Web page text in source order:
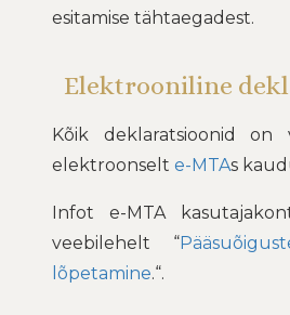
esitamise tähtaegadest.
Elektrooniline
Kõik deklaratsioonid on
elektroonselt e-MTAs
Infot e-MTA
veebilehelt “
lõpetamine.“.